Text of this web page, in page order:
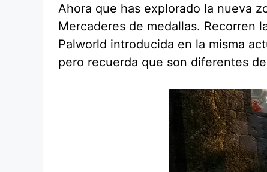
Ahora que has explorado la nueva
Mercaderes de medallas. Recorren
Palworld introducida en la misma
pero recuerda que son diferentes